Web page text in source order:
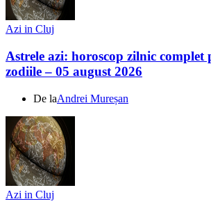
Azi in Cluj
Astrele azi: horoscop zilnic complet
zodiile – 05 august 2026
De laAndrei Mureșan
Azi in Cluj